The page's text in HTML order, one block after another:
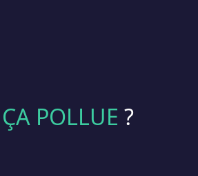
ÇA POLLUE ?